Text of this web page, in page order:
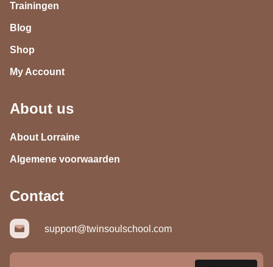
Trainingen
Blog
Shop
My Account
About us
About Lorraine
Algemene voorwaarden
Contact
support@twinsoulschool.com